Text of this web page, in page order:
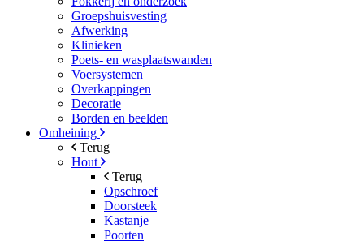
Groepshuisvesting
Afwerking
Klinieken
Poets- en wasplaatswanden
Voersystemen
Overkappingen
Decoratie
Borden en beelden
Omheining
Terug
Hout
Terug
Opschroef
Doorsteek
Kastanje
Poorten